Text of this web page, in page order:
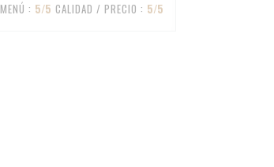
MENÚ : 5/5 CALIDAD / PRECIO : 5/5